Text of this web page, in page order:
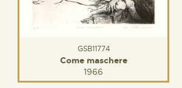
GSB11774
Come maschere
1966